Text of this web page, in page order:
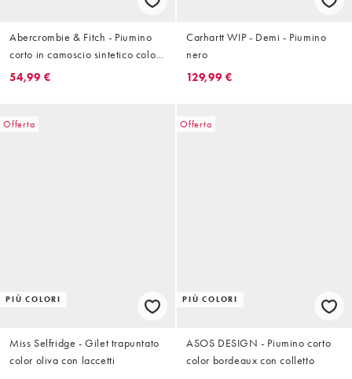
Abercrombie & Fitch - Piumino
corto in camoscio sintetico color
cammello
54,99 €
Carhartt WIP - Demi - Piumino
nero
129,99 €
Offerta
PIÙ COLORI
Miss Selfridge - Gilet trapuntato
color oliva con laccetti
Offerta
PIÙ COLORI
ASOS DESIGN - Piumino corto
color bordeaux con colletto